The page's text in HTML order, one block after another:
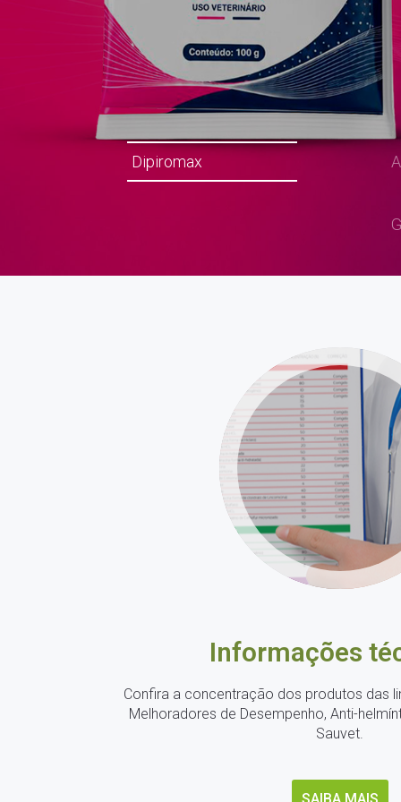
Dipiromax
Concentração
na medida certa
para sua granja.
Informações
Confira a concentração dos produtos das
Melhoradores de Desempenho, Anti-
Sauvet.